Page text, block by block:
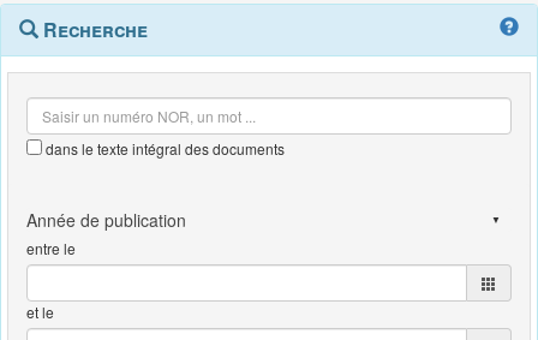
Navigation
outils
Menu
contextuel
Recherche
dans le texte intégral des documents
entre le
et le